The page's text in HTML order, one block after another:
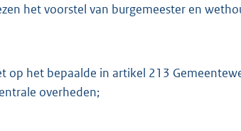
het voorstel van burgemeester en
op het bepaalde in artikel 213
overheden;